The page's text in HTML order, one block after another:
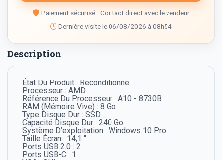
Paiement sécurisé · Contact direct avec le vendeur
Dernière visite le 06/08/2026 à 08h54
Description
État Du Produit : Reconditionné
Processeur : AMD
Référence Du Processeur : A10 - 8730B
RAM (Mémoire Vive) : 8 Go
Type Disque Dur : SSD
Capacité Disque Dur : 240 Go
Système D’exploitation : Windows 10 Pro
Taille Écran : 14,1 "
Ports USB 2.0 : 2
Ports USB-C : 1